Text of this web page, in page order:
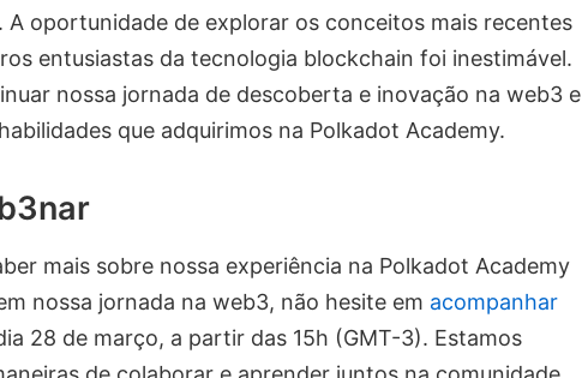
A oportunidade de explorar os conceitos mais recentes
entusiastas da tecnologia blockchain foi inestimável.
nossa jornada de descoberta e inovação na web3 e
que adquirimos na Polkadot Academy.
mais sobre nossa experiência na Polkadot Academy
nossa jornada na web3, não hesite em acompanhar
28 de março, a partir das 15h (GMT-3). Estamos